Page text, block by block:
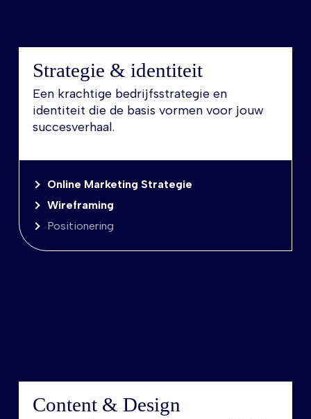
Strategie & identiteit
Een krachtige bedrijfsstrategie en
identiteit die de basis vormen voor jouw
succesverhaal.
Online Marketing Strategie
Wireframing
Positionering
Content & Design